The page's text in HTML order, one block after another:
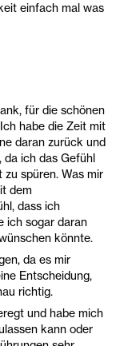
einfach mal was
für die schönen
habe die Zeit mit
daran zurück und
da ich das Gefühl
spüren. Was mir
dem
dass ich
ich sogar daran
könnte.
da es mir
Entscheidung,
richtig.
und habe mich
kann oder